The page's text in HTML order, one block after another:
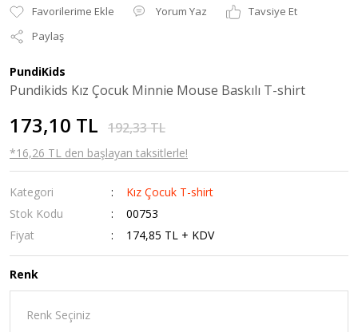
Yorum Yaz
Tavsiye Et
Paylaş
PundiKids
Pundikids Kız Çocuk Minnie Mouse Baskılı T-shirt
173,10 TL 192,33 TL
*16,26 TL den başlayan taksitlerle!
Kategori
Kız Çocuk T-shirt
Stok Kodu
00753
Fiyat
174,85 TL + KDV
Renk